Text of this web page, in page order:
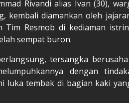
Rivandi alias Ivan (30),
kembali diamankan oleh
Tim Resmob di kediaman
sempat buron.
tersangka
dengan
luka tembak di bagian kaki